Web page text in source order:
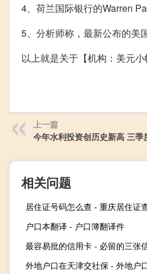
4、荷兰国际银行的Warren
5、分析师称，最新公布的美
以上就是关于【机构：美元
上一篇
今年水利投资创历史新高 三
相关问题
居住证号码怎么查 - 重庆居住证
户口本翻译 - 户口簿翻译件
最容易批的信用卡 - 必留的三张
外地户口在天津交社保 - 外地户